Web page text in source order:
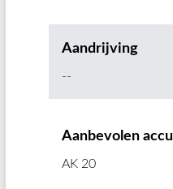
Aandrijving
--
Aanbevolen accu
AK 20